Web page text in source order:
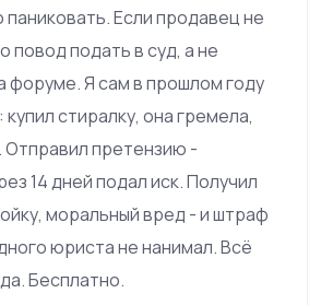
Если продавец не
повод подать в суд, а не
форуме. Я сам в прошлом году
стиралку, она гремела,
Отправил претензию -
14 дней подал иск. Получил
моральный вред - и штраф
юриста не нанимал. Всё
Бесплатно.